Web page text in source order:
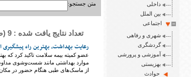
اخبار حوزه معلولان و نابینایان
>
ایران سپید سایت خبری نابینایان و تنها روزنامه به خط بریل در جهان
>
داخلی
بین الملل
اجتماعی
شهری و رفاهی
گردشگری
آموزشی و پرورشی
بهزیستی
حوادث
متن جستجو:
تعداد نتایج یافت شده : 9 (صفحه 1 از 1)
رعایت بهداشت، بهترین راه پیشگیری
عضو کمیته بیمه سلامت تاکید کرد که
موارد بهداشتی مانند شست‌وشوی
از ماسک‌های طبی هنگام حضور در